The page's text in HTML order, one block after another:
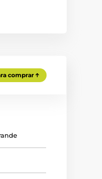
comprar